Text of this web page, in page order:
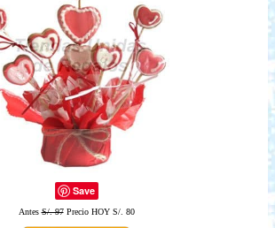
Save
AntesS/. 97Precio HOY S/. 80